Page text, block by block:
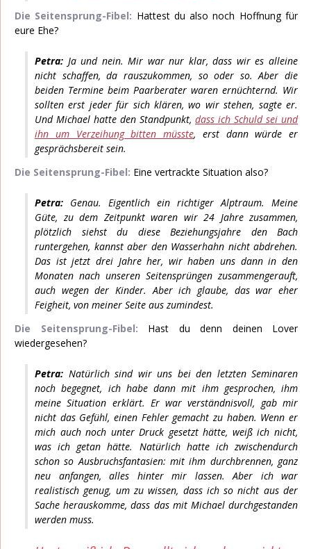
Die Seitensprung-Fibel: Hattest du also noch Hoffnung für
eure Ehe?
Petra: Ja und nein. Mir war nur klar, dass wir es alleine
nicht schaffen, da rauszukommen, so oder so. Aber die
beiden Termine beim Paarberater waren ernüchternd. Wir
sollten erst jeder für sich klären, wo wir stehen, sagte er.
Und Michael hatte den Standpunkt, dass ich Schuld sei und
ihn um Verzeihung bitten müsste, erst dann würde er
gesprächsbereit sein.
Die Seitensprung-Fibel: Eine vertrackte Situation also?
Petra: Genau. Eigentlich ein richtiger Alptraum. Meine
Güte, zu dem Zeitpunkt waren wir 24 Jahre zusammen,
plötzlich siehst du diese Beziehungsjahre den Bach
runtergehen, kannst aber den Wasserhahn nicht abdrehen.
Das ist jetzt drei Jahre her, wir haben uns dann in den
Monaten nach unseren Seitensprüngen zusammengerauft,
auch wegen der Kinder. Aber ich glaube, das war eher
Feigheit, von meiner Seite aus zumindest.
Die Seitensprung-Fibel: Hast du denn deinen Lover
wiedergesehen?
Petra: Natürlich sind wir uns bei den letzten Seminaren
noch begegnet, ich habe dann mit ihm gesprochen, ihm
meine Situation erklärt. Er war verständnisvoll, gab mir
nicht das Gefühl, einen Fehler gemacht zu haben. Wenn er
mich auch noch unter Druck gesetzt hätte, weiß ich nicht,
was ich getan hätte. Natürlich hatte ich zwischendurch
schon so Ausbruchsfantasien: mit ihm durchbrennen, ganz
neu anfangen, alles hinter mir lassen. Aber ich war
realistisch genug, um zu wissen, dass ich so nicht aus der
Sache herauskomme, dass das mit Michael durchgestanden
werden muss.